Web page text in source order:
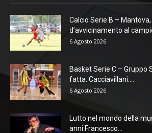
Calcio Serie B –
d’avvicinamento al
6 Agosto 2026
Basket Serie C – Gruppo
fatta. Cacciavillani:...
6 Agosto 2026
Lutto nel mondo della
anni Francesco...